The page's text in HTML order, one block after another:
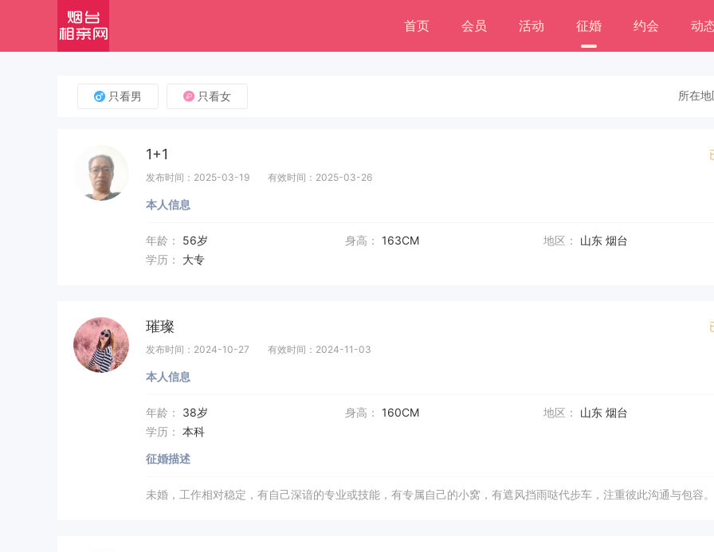
首页 会员 活动 征婚 约会 动
只看男 只看女 所在
1+1
发布时间：2025-03-19 有效时间：2025-03-26
本人信息
年龄： 56岁 身高： 163CM 地区：
山东 烟台
学历：
大专
璀璨
发布时间：2024-10-27 有效时间：2024-11-03
本人信息
年龄： 38岁 身高： 160CM 地区：
山东 烟台
学历： 本科
征婚描述
未婚，工作相对稳定，有自己深谙的专业或技能，有专属自己的小窝，有遮风挡雨哒代步车，注重彼此沟通与包容。